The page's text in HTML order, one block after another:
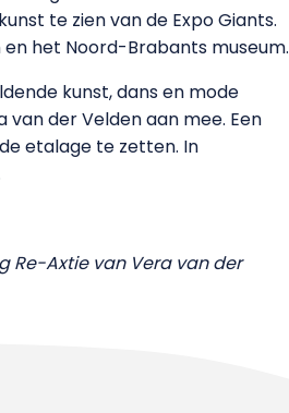
te zien van de Expo Giants.
het Noord-Brabants museum.
kunst, dans en mode
der Velden aan mee. Een
etalage te zetten. In
Re-Axtie van Vera van der